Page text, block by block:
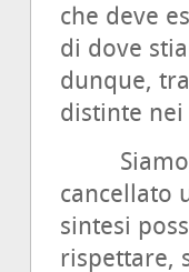
che deve
di dove
dunque,
distinte
Siamo,
cancellato
sintesi
rispettare,